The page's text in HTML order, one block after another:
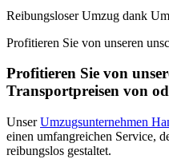
Reibungsloser Umzug dank
Profitieren Sie von unseren
Profitieren Sie von
Transportpreisen von
UnserUmzugsunternehmen
einen umfangreichen Service,
reibungslos gestaltet.